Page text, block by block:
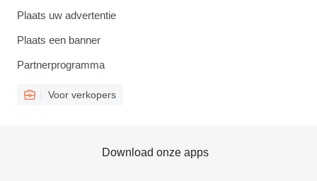
Plaats uw advertentie
Plaats een banner
Partnerprogramma
Voor verkopers
Download onze apps